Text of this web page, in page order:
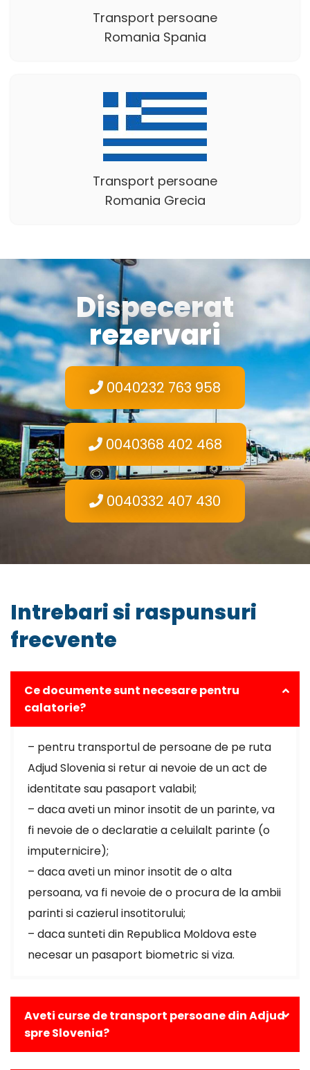
Transport persoane
Romania Spania
Transport persoane
Romania Grecia
Dispecerat
rezervari
0040232 763 958
0040368 402 468
0040332 407 430
Intrebari si raspunsuri
frecvente
Ce documente sunt necesare pentru
calatorie?
– pentru transportul de persoane de pe ruta
Adjud Slovenia si retur ai nevoie de un act de
identitate sau pasaport valabil;
– daca aveti un minor insotit de un parinte, va
fi nevoie de o declaratie a celuilalt parinte (o
imputernicire);
– daca aveti un minor insotit de o alta
persoana, va fi nevoie de o procura de la ambii
parinti si cazierul insotitorului;
– daca sunteti din Republica Moldova este
necesar un pasaport biometric si viza.
Aveti curse de transport persoane din Adjud
spre Slovenia?